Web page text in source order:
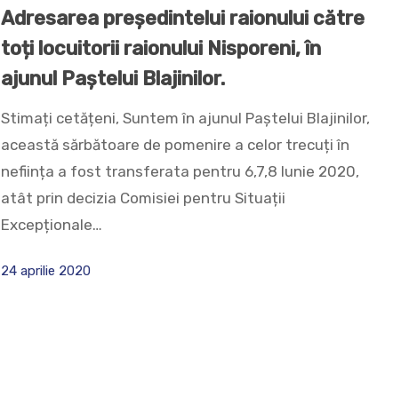
Adresarea președintelui raionului către
toți locuitorii raionului Nisporeni, în
ajunul Paștelui Blajinilor.
Stimați cetățeni, Suntem în ajunul Paștelui Blajinilor,
această sărbătoare de pomenire a celor trecuți în
neființa a fost transferata pentru 6,7,8 Iunie 2020,
atât prin decizia Comisiei pentru Situații
Excepționale…
24 aprilie 2020